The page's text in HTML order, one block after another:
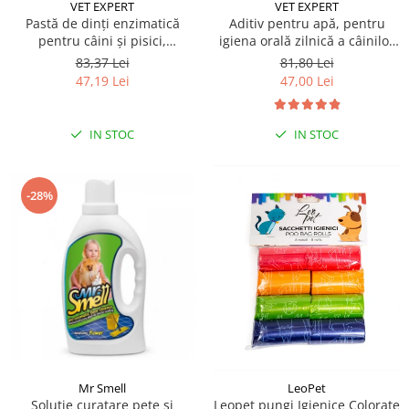
Sampoane si Balsamuri
Servetele Umede
Covorase absorbante
Curatare Ochi
Custi transport - Pisici
Jucarii Pisici
Lese, Hamuri si Zgarzi
Paturi, perne si cosuri pentru pisici
VET EXPERT
Pastă de dinți enzimatică
pentru câini și pisici,
CARYODENT VET EXPERT, gel,
50ml
83,37 Lei
47,19 Lei
IN STOC
VET EXPERT
Aditiv pentru apă, pentru
igiena orală zilnică a câinilor
și pisicilor Caryodent Proliqua
Vet Expert, 250ml
81,80 Lei
47,00 Lei
IN STOC
-28%
Mr Smell
Solutie curatare pete si
LeoPet
Leopet pungi Igienice Colorate